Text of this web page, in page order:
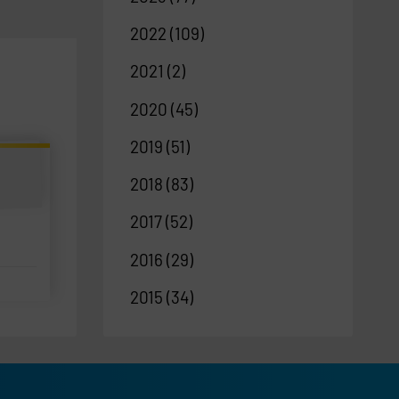
2022 (109)
2021 (2)
2020 (45)
2019 (51)
2018 (83)
2017(52)
2016 (29)
2015 (34)